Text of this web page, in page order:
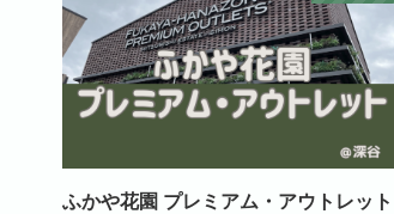
ふかや花園 プレミアム・アウトレット